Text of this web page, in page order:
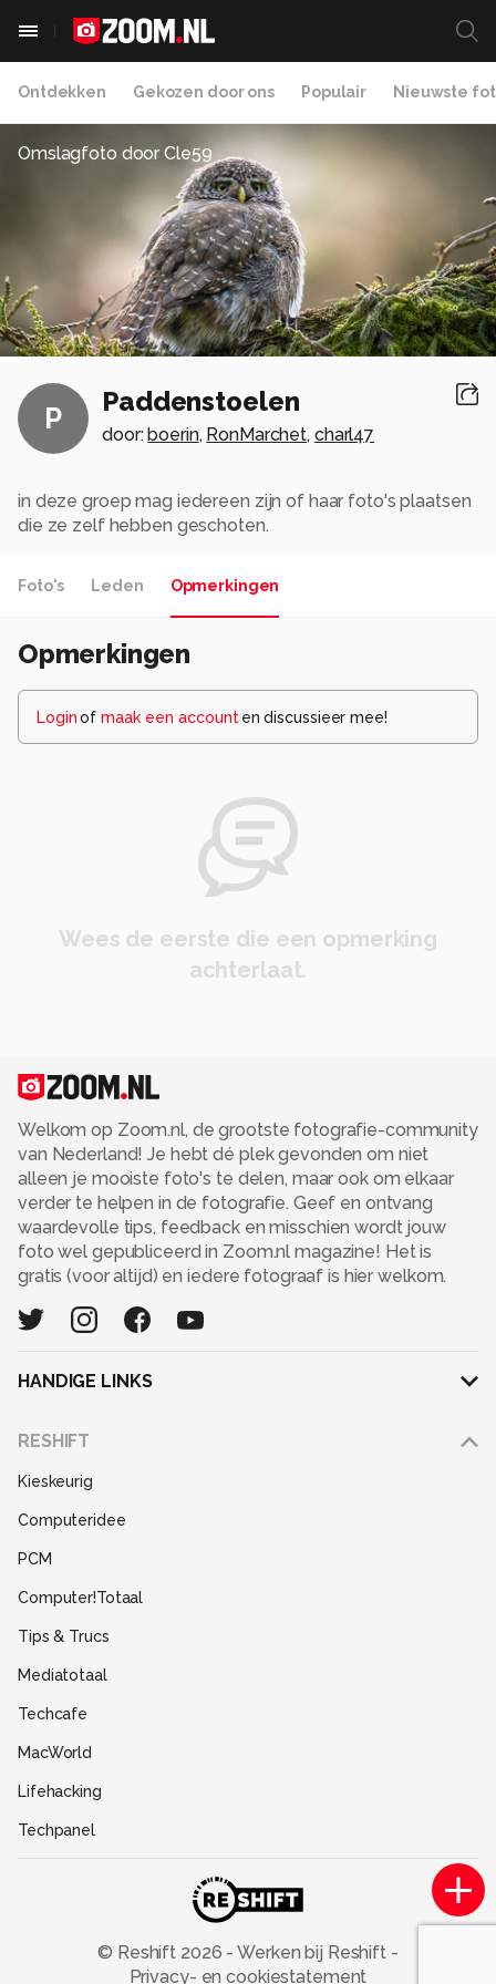
Ontdekken Gekozen door ons Populair Nieuwste
Omslagfoto doorCle59
P
Paddenstoelen
door:boerin, RonMarchet, charl47
in deze groep mag iedereen zijn of haar foto's plaatsen
die ze zelf hebben geschoten.
Foto's Leden Opmerkingen
Opmerkingen
Loginof maak een account en discussieer mee!
Wees de eerste die een opmerking
achterlaat.
Welkom op Zoom.nl, de grootste fotografie-community
van Nederland! Je hebt dé plek gevonden om niet
alleen je mooiste foto's te delen, maar ook om elkaar
verder te helpen in de fotografie. Geef en ontvang
waardevolle tips, feedback en misschien wordt jouw
foto wel gepubliceerd in Zoom.nl magazine! Het is
gratis (voor altijd) en iedere fotograaf is hier welkom.
HANDIGE LINKS
RESHIFT
Kieskeurig
Computeridee
PCM
Computer!Totaal
Tips & Trucs
Mediatotaal
Techcafe
MacWorld
Lifehacking
Techpanel
Power Unlimited© Reshift 2026 - Werken bij Reshift -
Privacy- en cookiestatement